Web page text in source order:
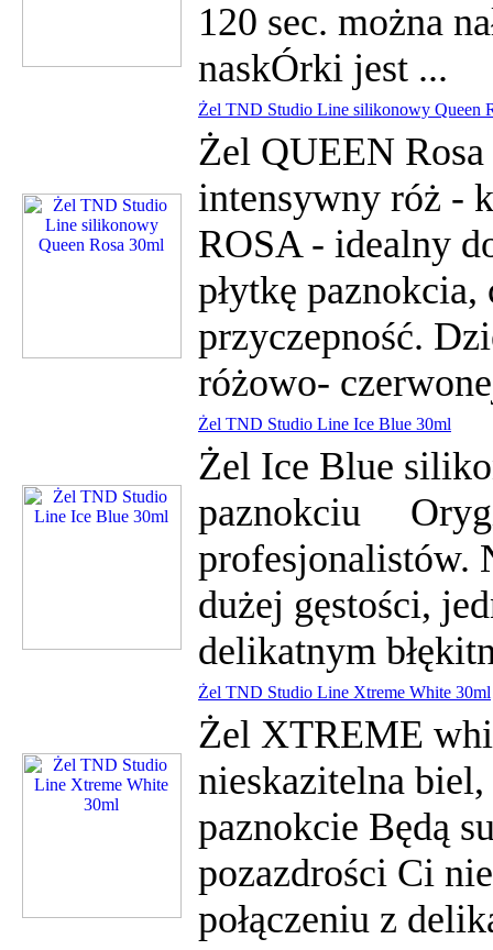
120 sec. można
naskÓrki jest ...
Żel TND Studio Line silikonowy Queen
Żel QUEEN
intensywny róż -
ROSA - idealny
płytkę
przyczepność.
różowo-
Żel TND Studio Line Ice Blue 30ml
Żel Ice Blue
paznokciu
profesjonalistów.
dużej gęstości,
delikatnym
Żel TND Studio Line Xtreme White 30ml
Żel XTREME
nieskazitelna
paznokcie Będą
pozazdrości Ci
połączeniu z